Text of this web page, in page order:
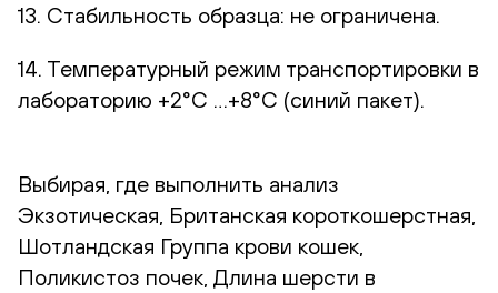
13. Стабильность образца: не ограничена.
14. Температурный режим транспортировки в
лабораторию +2°С …+8°С (синий пакет).
Выбирая, где выполнить анализ
Экзотическая, Британская короткошерстная,
Шотландская Группа крови кошек,
Поликистоз почек, Длина шерсти в